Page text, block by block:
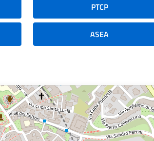
PTCP
ASEA